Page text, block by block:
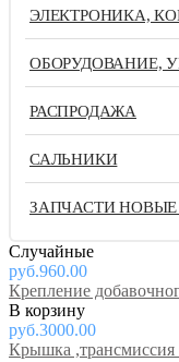
ЭЛЕКТРОНИКА,
ОБОРУДОВАНИЕ,
РАСПРОДАЖА
САЛЬНИКИ
ЗАПЧАСТИ
Случайные
руб.960.00
Крепление
руб.3000.00
Крышка ,трансмиссия